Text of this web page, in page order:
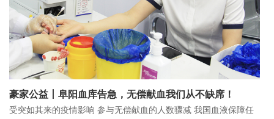
豪家公益丨阜阳血库告急，无偿献血我们从不缺席！
受突如其来的疫情影响 参与无偿献血的人数骤减 我国血液保障任